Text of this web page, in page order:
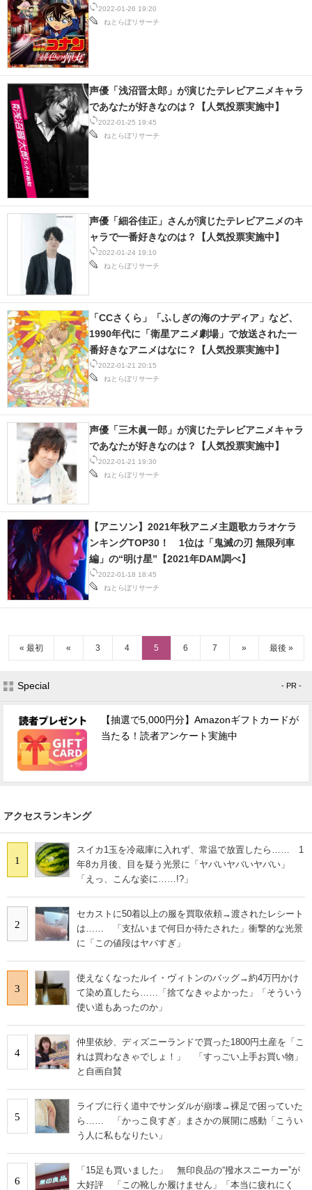
2022-01-26 19:20
ねとらぼリサーチ
投票結果】
2022-01-25 19:45
ねとらぼリサーチ
声優「浅沼晋太郎」が演じたテレビアニメキャラ
であなたが好きなのは？【人気投票実施中】
2022-01-24 19:10
ねとらぼリサーチ
声優「細谷佳正」さんが演じたテレビアニメのキ
ャラで一番好きなのは？【人気投票実施中】
2022-01-21 20:15
ねとらぼリサーチ
「CCさくら」「ふしぎの海のナディア」など、
1990年代に「衛星アニメ劇場」で放送された一
番好きなアニメはなに？【人気投票実施中】
2022-01-21 19:30
ねとらぼリサーチ
声優「三木眞一郎」が演じたテレビアニメキャラ
であなたが好きなのは？【人気投票実施中】
2022-01-18 18:45
ねとらぼリサーチ
【アニソン】2021年秋アニメ主題歌カラオケラ
ンキングTOP30！ 1位は「鬼滅の刃 無限列車
編」の“明け星”【2021年DAM調べ】
« 最初 « 3 4 5 6 7 » 最後 »
Special - PR -
【抽選で5,000円分】Amazonギフトカードが
当たる！読者アンケート実施中
アクセスランキング
1
スイカ1玉を冷蔵庫に入れず、常温で放置したら…… 1
年8カ月後、目を疑う光景に「ヤバいヤバいヤバい」
「えっ、こんな姿に……!?」
2
セカストに50着以上の服を買取依頼→渡されたレシート
は…… 「支払いまで何日か待たされた」衝撃的な光景
に「この値段はヤバすぎ」
3
使えなくなったルイ・ヴィトンのバッグ→約4万円かけ
て染め直したら……「捨てなきゃよかった」「そういう
使い道もあったのか」
4
仲里依紗、ディズニーランドで買った1800円土産を「こ
れは買わなきゃでしょ！」 「すっごい上手お買い物」
と自画自賛
5
ライブに行く道中でサンダルが崩壊→裸足で困っていた
ら…… 「かっこ良すぎ」まさかの展開に感動「こうい
う人に私もなりたい」
6
「15足も買いました」 無印良品の“撥水スニーカー”が
大好評 「この靴しか履けません」「本当に疲れにく